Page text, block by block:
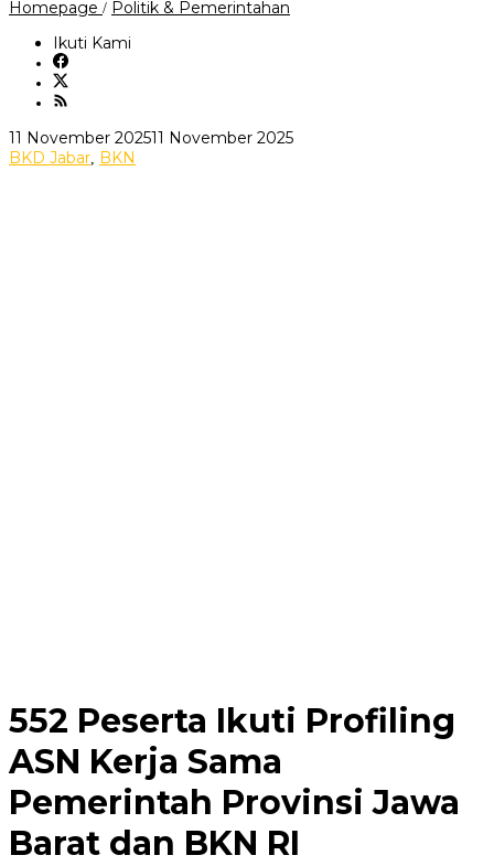
Homepage / Politik & Pemerintahan
Pemerintah
Provinsi
Ikuti Kami
11 November 202511 November 2025oleh
BKD Jabar, BKN
552 Peserta Ikuti Profiling
ASN Kerja Sama
Pemerintah Provinsi Jawa
Barat dan BKN RI